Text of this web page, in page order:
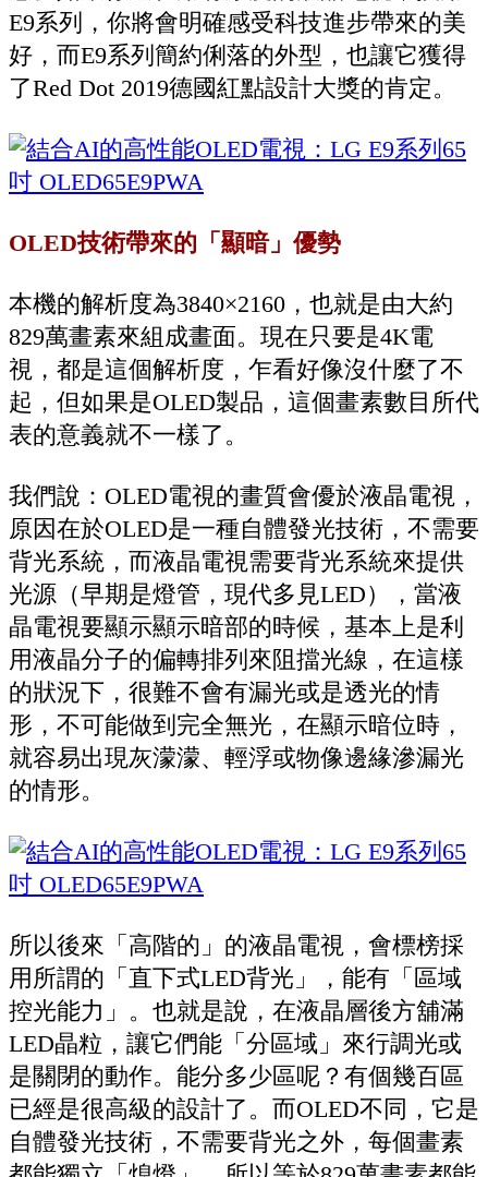
E9系列，你將會明確感受科技進步帶來的美
好，而E9系列簡約俐落的外型，也讓它獲得
了Red Dot 2019德國紅點設計大獎的肯定。
OLED技術帶來的「顯暗」優勢
本機的解析度為3840×2160，也就是由大約
829萬畫素來組成畫面。現在只要是4K電
視，都是這個解析度，乍看好像沒什麼了不
起，但如果是OLED製品，這個畫素數目所代
表的意義就不一樣了。
我們說：OLED電視的畫質會優於液晶電視，
原因在於OLED是一種自體發光技術，不需要
背光系統，而液晶電視需要背光系統來提供
光源（早期是燈管，現代多見LED），當液
晶電視要顯示顯示暗部的時候，基本上是利
用液晶分子的偏轉排列來阻擋光線，在這樣
的狀況下，很難不會有漏光或是透光的情
形，不可能做到完全無光，在顯示暗位時，
就容易出現灰濛濛、輕浮或物像邊緣滲漏光
的情形。
所以後來「高階的」的液晶電視，會標榜採
用所謂的「直下式LED背光」，能有「區域
控光能力」。也就是說，在液晶層後方舖滿
LED晶粒，讓它們能「分區域」來行調光或
是關閉的動作。能分多少區呢？有個幾百區
已經是很高級的設計了。而OLED不同，它是
自體發光技術，不需要背光之外，每個畫素